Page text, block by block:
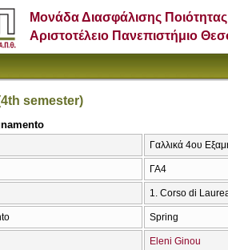
Μονάδα Διασφάλισης Ποιότητας
Αριστοτέλειο Πανεπιστήμιο
semester)
Γαλλικά 4ου
ΓΑ4
1. Corso di
Spring
Eleni Ginou